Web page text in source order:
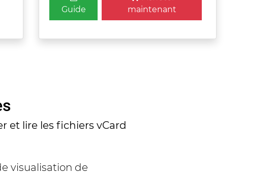
Guide
maintenant
et lire les fichiers vCard
logiciel sûr et